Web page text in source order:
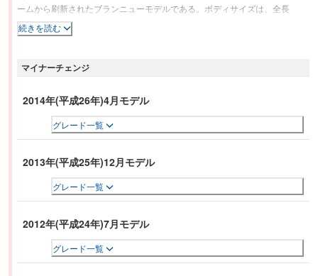
ームから刷新されたブランニューモデルである。ボディサイズは、全長
3,995mm×全幅1,720mm×全高1,245mmとなり、ロードスターでははじめて
3ナンバーサイズとなった。そこに搭載されるエンジンは、軽量コンパクト
またインテリアは、2代目のようなセンターパネル一体型ではなく、初代と
れ、サイドブレーキも運転席側に変更されている。また、車両盗難を防止す
続きを読む
マイナーチェンジ
2014年(平成26年)4月モデル
グレード一覧
2013年(平成25年)12月モデル
グレード一覧
2012年(平成24年)7月モデル
グレード一覧